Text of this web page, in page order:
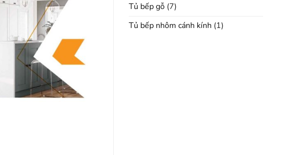
Tủ bếp gỗ (7)
Tủ bếp nhôm cánh kính (1)